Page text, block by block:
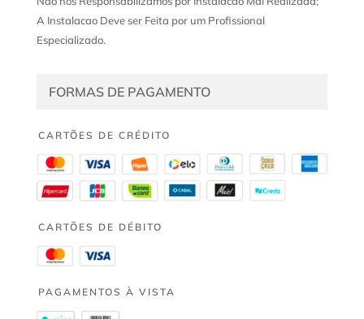
A Instalacao Deve ser Feita por um Profissional
Especializado.
FORMAS DE PAGAMENTO
CARTÕES DE CRÉDITO
CARTÕES DE DÉBITO
PAGAMENTOS À VISTA